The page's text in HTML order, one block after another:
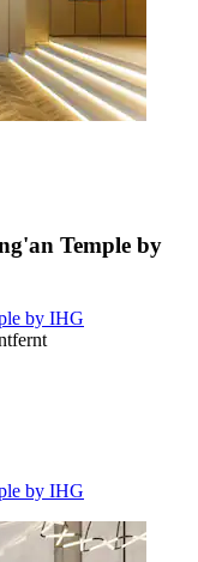
Temple by
by IHG
by IHG